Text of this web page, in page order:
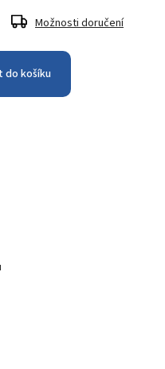
Možnosti doručení
do košíku